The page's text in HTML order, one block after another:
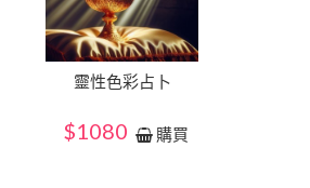
靈性色彩占卜
$1080 購買